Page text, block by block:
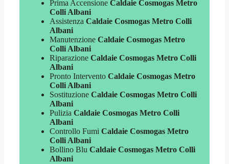
Prima Accensione Caldaie Cosmogas Metro
Colli Albani
Assistenza Caldaie Cosmogas Metro Colli
Albani
Manutenzione Caldaie Cosmogas Metro
Colli Albani
Riparazione Caldaie Cosmogas Metro Colli
Albani
Pronto Intervento Caldaie Cosmogas Metro
Colli Albani
Sostituzione Caldaie Cosmogas Metro Colli
Albani
Pulizia Caldaie Cosmogas Metro Colli
Albani
Controllo Fumi Caldaie Cosmogas Metro
Colli Albani
Bollino Blu Caldaie Cosmogas Metro Colli
Albani